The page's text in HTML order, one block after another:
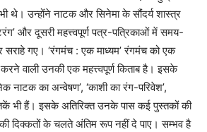
थे। उन्होंने नाटक और सिनेमा के सौंदर्य शास्त्र
और दूसरी महत्त्वपूर्ण पत्र-पत्रिकाओं में समय-
गए। ‘रंगमंच : एक माध्यम’ रंगमंच को एक
वाली उनकी एक महत्त्वपूर्ण किताब है। इसके
नाटक का अन्वेषण’, ‘काशी का रंग-परिवेश’,
भी हैं। इसके अतिरिक्त उनके पास कई पुस्तकों की
की दिक्कतों के चलते अंतिम रूप नहीं दे पाए। सम्भव है